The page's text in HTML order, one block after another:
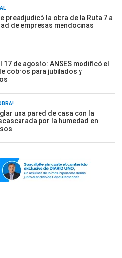
preadjudicó la obra de la Ruta 7 a
de empresas mendocinas
17 de agosto: ANSES modificó el
cobros para jubilados y
una pared de casa con la
por la humedad en